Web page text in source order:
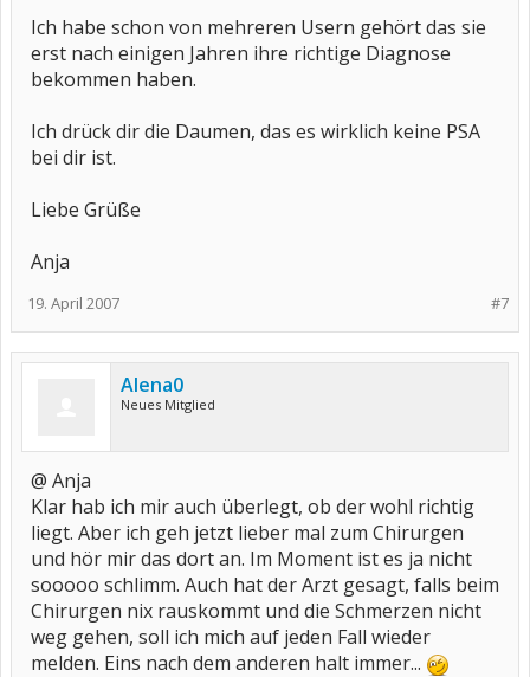
Ich habe schon von mehreren Usern gehört das sie
erst nach einigen Jahren ihre richtige Diagnose
bekommen haben.
Ich drück dir die Daumen, das es wirklich keine PSA
bei dir ist.
Liebe Grüße
Anja
#7
19. April 2007
Alena0
Neues Mitglied
@ Anja
Klar hab ich mir auch überlegt, ob der wohl richtig
liegt. Aber ich geh jetzt lieber mal zum Chirurgen
und hör mir das dort an. Im Moment ist es ja nicht
sooooo schlimm. Auch hat der Arzt gesagt, falls beim
Chirurgen nix rauskommt und die Schmerzen nicht
weg gehen, soll ich mich auf jeden Fall wieder
melden. Eins nach dem anderen halt immer...